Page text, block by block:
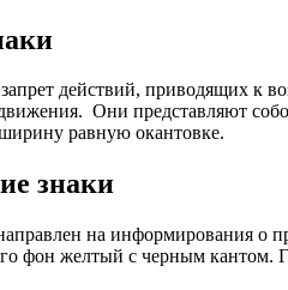
действий, приводящих к
Они представляют
равную окантовке.
знаки
на информирования о
фон желтый с черным кантом.